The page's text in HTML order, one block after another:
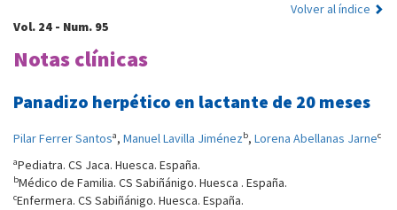
Volver al índice
Vol. 24 - Num. 95
Notas clínicas
Panadizo herpético en lactante de 20 meses
Pilar Ferrer Santosa, Manuel Lavilla Jiménezb, Lorena Abellanas Jarnec
aPediatra. CS Jaca. Huesca. España.
bMédico de Familia. CS Sabiñánigo. Huesca . España.
cEnfermera. CS Sabiñánigo. Huesca. España.